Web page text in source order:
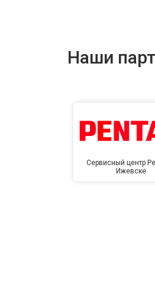
Наши
Сервисный центр
Ижевске